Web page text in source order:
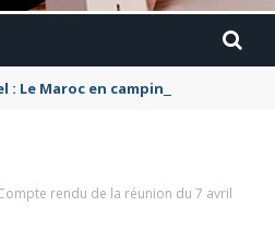
: Le Maroc en camping-car avec
rendu de la réunion du 7 avril